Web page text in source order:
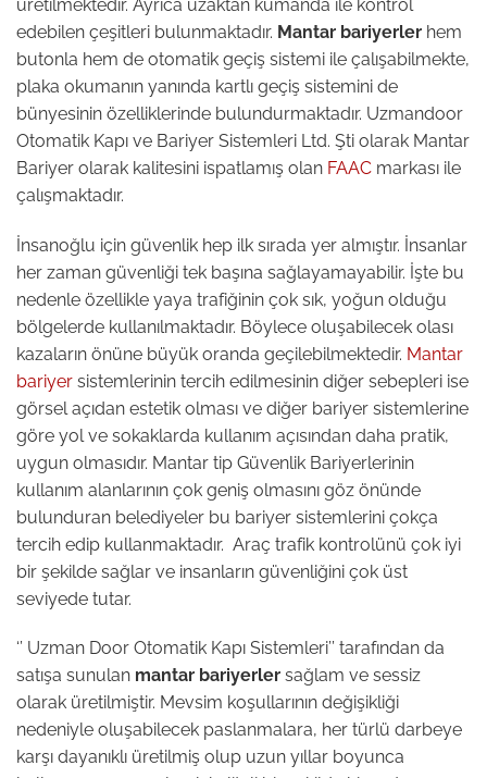
üretilmektedir. Ayrıca uzaktan kumanda ile kontrol
edebilen çeşitleri bulunmaktadır. Mantar bariyerler hem
butonla hem de otomatik geçiş sistemi ile çalışabilmekte,
plaka okumanın yanında kartlı geçiş sistemini de
bünyesinin özelliklerinde bulundurmaktadır. Uzmandoor
Otomatik Kapı ve Bariyer Sistemleri Ltd. Şti olarak Mantar
Bariyer olarak kalitesini ispatlamış olan FAAC markası ile
çalışmaktadır.
İnsanoğlu için güvenlik hep ilk sırada yer almıştır. İnsanlar
her zaman güvenliği tek başına sağlayamayabilir. İşte bu
nedenle özellikle yaya trafiğinin çok sık, yoğun olduğu
bölgelerde kullanılmaktadır. Böylece oluşabilecek olası
kazaların önüne büyük oranda geçilebilmektedir. Mantar
bariyer sistemlerinin tercih edilmesinin diğer sebepleri ise
görsel açıdan estetik olması ve diğer bariyer sistemlerine
göre yol ve sokaklarda kullanım açısından daha pratik,
uygun olmasıdır. Mantar tip Güvenlik Bariyerlerinin
kullanım alanlarının çok geniş olmasını göz önünde
bulunduran belediyeler bu bariyer sistemlerini çokça
tercih edip kullanmaktadır. Araç trafik kontrolünü çok iyi
bir şekilde sağlar ve insanların güvenliğini çok üst
seviyede tutar.
‘’ Uzman Door Otomatik Kapı Sistemleri’’ tarafından da
satışa sunulan mantar bariyerler sağlam ve sessiz
olarak üretilmiştir. Mevsim koşullarının değişikliği
nedeniyle oluşabilecek paslanmalara, her türlü darbeye
karşı dayanıklı üretilmiş olup uzun yıllar boyunca